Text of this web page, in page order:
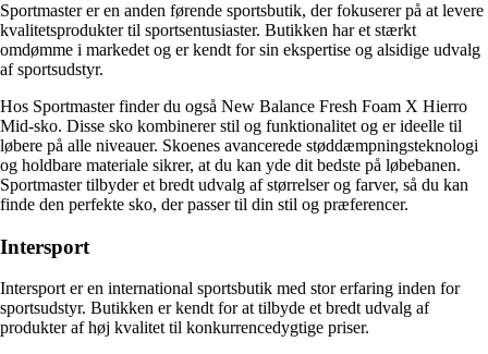
Sportmaster er en anden førende sportsbutik, der fokuserer på at levere
kvalitetsprodukter til sportsentusiaster. Butikken har et stærkt
omdømme i markedet og er kendt for sin ekspertise og alsidige udvalg
af sportsudstyr.
Hos Sportmaster finder du også New Balance Fresh Foam X Hierro
Mid-sko. Disse sko kombinerer stil og funktionalitet og er ideelle til
løbere på alle niveauer. Skoenes avancerede støddæmpningsteknologi
og holdbare materiale sikrer, at du kan yde dit bedste på løbebanen.
Sportmaster tilbyder et bredt udvalg af størrelser og farver, så du kan
finde den perfekte sko, der passer til din stil og præferencer.
Intersport
Intersport er en international sportsbutik med stor erfaring inden for
sportsudstyr. Butikken er kendt for at tilbyde et bredt udvalg af
produkter af høj kvalitet til konkurrencedygtige priser.